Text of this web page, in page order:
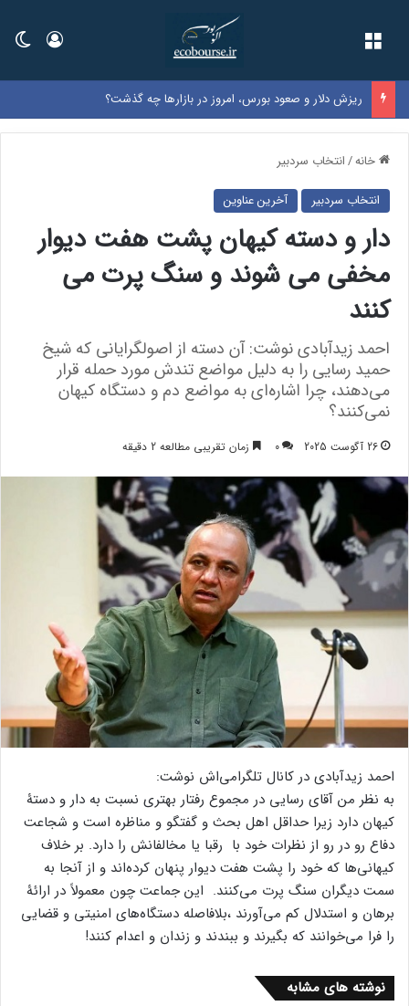
ورود
ریزش دلار و صعود بورس، امروز در بازارها چه گذشت؟
خانه/انتخاب سردبیر
انتخاب سردبیر آخرین عناوین
دار و دسته کیهان پشت هفت دیوار
مخفی می شوند و سنگ پرت می
کنند
احمد زیدآبادی نوشت: آن دسته از اصولگرایانی که شیخ
حمید رسایی را به دلیل مواضع تندش مورد حمله قرار
می‌دهند، چرا اشاره‌ای به مواضع دم و دستگاه کیهان
نمی‌کنند؟
26 آگوست 2025 0 زمان تقریبی مطالعه 2 دقیقه
احمد زیدآبادی در کانال تلگرامی‌اش نوشت:
به نظر من آقای رسایی در مجموع رفتار بهتری نسبت به دار و دستۀ
کیهان دارد زیرا حداقل اهل بحث و گفتگو و مناظره است و شجاعت
دفاع رو در رو از نظرات خود با رقبا یا مخالفانش را دارد. بر خلاف
کیهانی‌ها که خود را پشت هفت دیوار پنهان کرده‌اند و از آنجا به
سمت دیگران سنگ پرت می‌کنند. این جماعت چون معمولاً در ارائۀ
برهان و استدلال کم می‌آورند ،بلافاصله دستگاه‌های امنیتی و قضایی
را فرا می‌خوانند که بگیرند و ببندند و زندان و اعدام کنند!
نوشته های مشابه